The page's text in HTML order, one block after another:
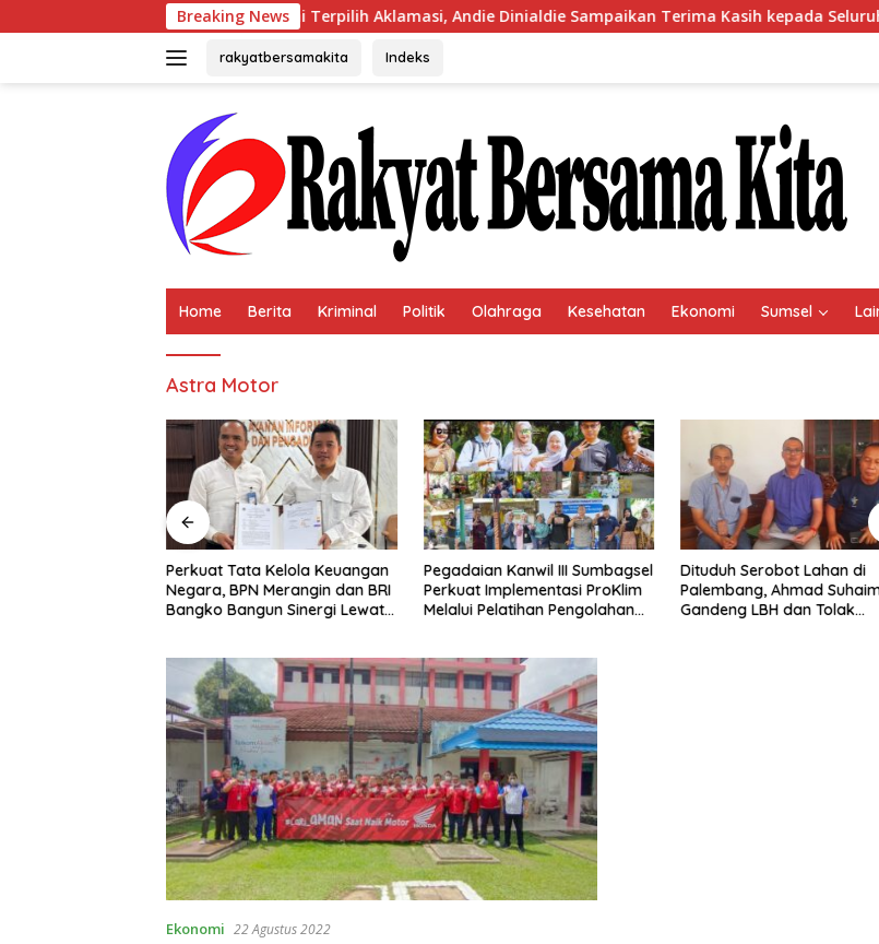
ke
Breaking News
Usai Terpilih Aklamasi, Andie Dinialdie Sampaikan Terima Kasih kepada Seluruh Kader
rakyatbersamakita Indeks
Home Berita Kriminal Politik Olahraga Kesehatan Ekonomi Sumsel
Astra Motor
Perkuat Tata Kelola Keuangan
Negara, BPN Merangin dan BRI
Bangko Bangun Sinergi Lewat
Pegadaian Kanwil III Sumbagsel
Perkuat Implementasi ProKlim
Melalui Pelatihan Pengolahan
Dituduh Serobot Lahan di
Palembang, Ahmad
Gandeng LBH dan Tolak
Ekonomi 22 Agustus 2022